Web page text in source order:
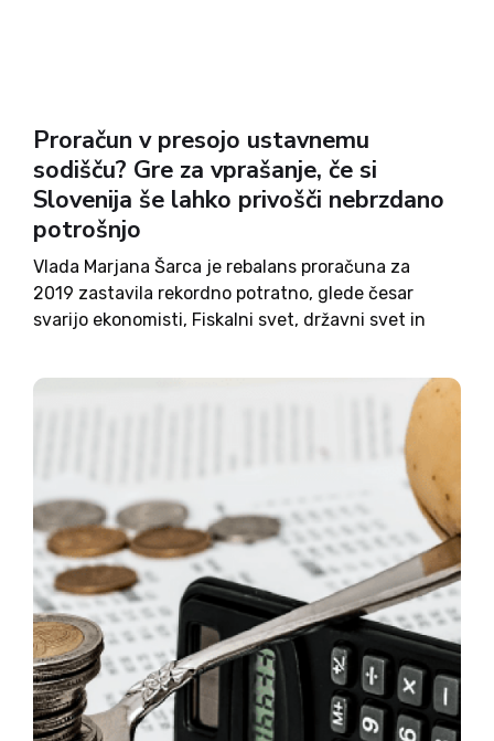
Proračun v presojo ustavnemu
sodišču? Gre za vprašanje, če si
Slovenija še lahko privošči nebrzdano
potrošnjo
Vlada Marjana Šarca je rebalans proračuna za
2019 zastavila rekordno potratno, glede česar
svarijo ekonomisti, Fiskalni svet, državni svet in
predpostavki o 3,7 odstotni gospodarski rasti v